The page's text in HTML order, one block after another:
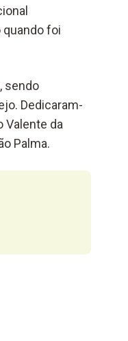
quando foi
sendo
Dedicaram-
Valente da
Palma.